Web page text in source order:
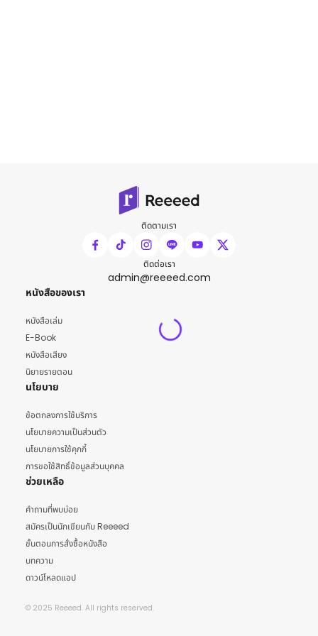
ติดตามเรา
ติดต่อเรา
admin@reeeed.com
หนังสือของเรา
หนังสือเล่ม
E-Book
หนังสือเสียง
นิยายรายตอน
นโยบาย
ข้อตกลงการใช้บริการ
นโยบายความเป็นส่วนตัว
นโยบายการใช้คุกกี้
การขอใช้สิทธิ์ข้อมูลส่วนบุคคล
ช่วยเหลือ
คำถามที่พบบ่อย
สมัครเป็นนักเขียนกับ Reeeed
ขั้นตอนการสั่งซื้อหนังสือ
บทความ
ดาวน์โหลดแอป
© 2025 Reeeed. All rights reserved.